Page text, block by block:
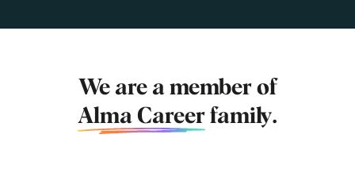
We are a member of
Alma Career family.